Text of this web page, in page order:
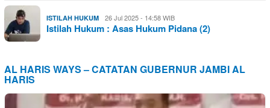
ISTILAH HUKUM 26 Jul 2025 - 14:58 WIB
Istilah Hukum : Asas Hukum Pidana (2)
AL HARIS WAYS – CATATAN GUBERNUR JAMBI AL
HARIS